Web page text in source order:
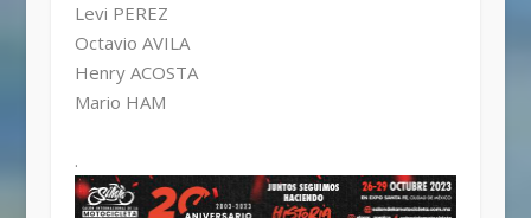
Levi PEREZ
Octavio AVILA
Henry ACOSTA
Mario HAM
.